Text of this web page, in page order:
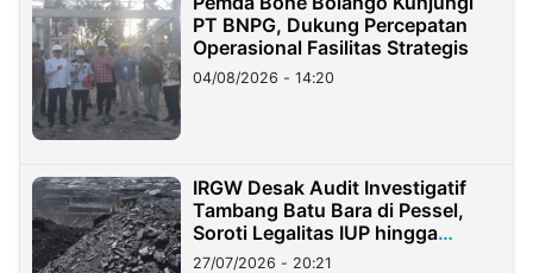
PT BNPG, Dukung Percepatan
Operasional Fasilitas Strategis
04/08/2026 - 14:20
IRGW Desak Audit Investigatif
Tambang Batu Bara di Pessel,
Soroti Legalitas IUP hingga
Stockpile
27/07/2026 - 20:21